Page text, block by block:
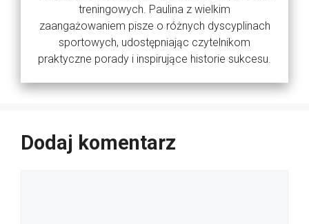
treningowych. Paulina z wielkim
zaangażowaniem pisze o różnych dyscyplinach
sportowych, udostępniając czytelnikom
praktyczne porady i inspirujące historie sukcesu.
Dodaj komentarz